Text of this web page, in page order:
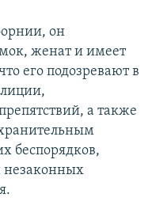
он
женат и имеет
его подозревают в
а также
беспорядков,
незаконных